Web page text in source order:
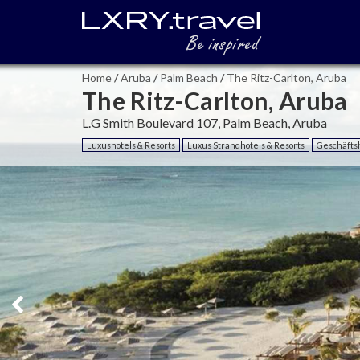
Home/Aruba / Palm Beach / The Ritz-Carlton, Aruba
The Ritz-Carlton, Aruba
L.G Smith Boulevard 107, Palm Beach, Aruba
Luxushotels & Resorts Luxus Strandhotels & Resorts